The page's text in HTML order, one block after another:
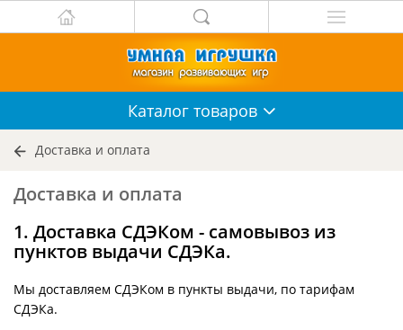
Каталог товаров
Доставка и оплата
Доставка и оплата
1. Доставка СДЭКом - самовывоз из
пунктов выдачи СДЭКа.
Мы доставляем СДЭКом в пункты выдачи, по тарифам
СДЭКа.